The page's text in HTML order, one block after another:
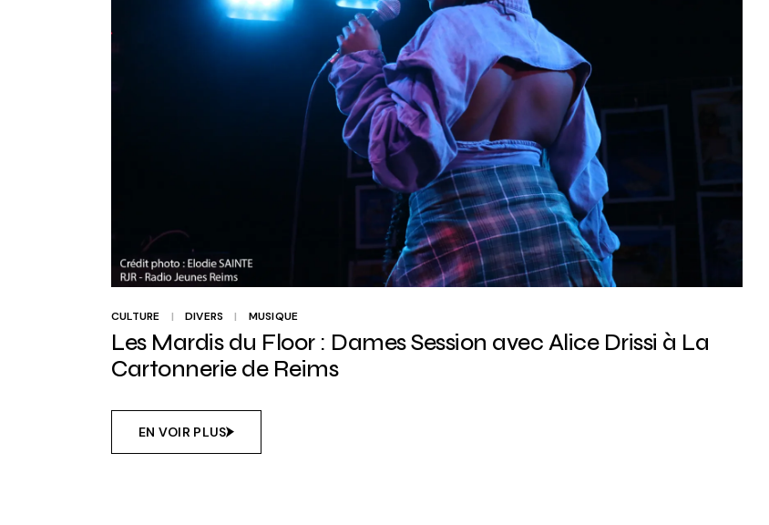
CULTURE DIVERS MUSIQUE
Les Mardis du Floor : Dames Session avec Alice Drissi à La
Cartonnerie de Reims
EN VOIR PLUS